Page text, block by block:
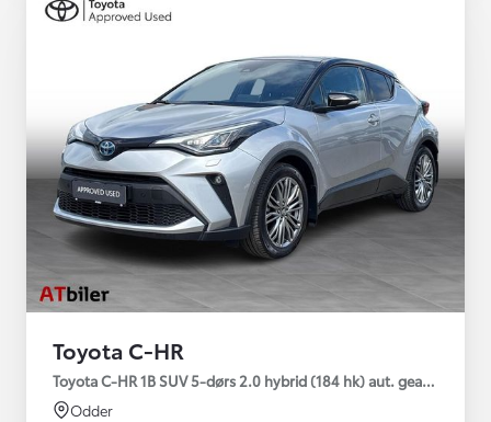
Toyota C-HR
Toyota C-HR 1B SUV 5-dørs 2.0 hybrid (184 hk) aut. gear C-HIC
Odder